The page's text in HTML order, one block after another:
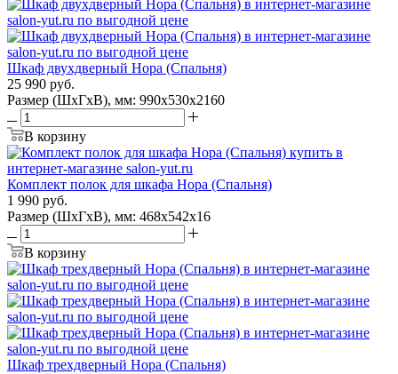
Шкаф двухдверный Нора (Спальня)
25 990 руб.
Размер (ШхГхВ), мм: 990х530х2160
В корзину
Комплект полок для шкафа Нора (Спальня)
1 990 руб.
Размер (ШхГхВ), мм: 468х542х16
В корзину
Шкаф трехдверный Нора (Спальня)